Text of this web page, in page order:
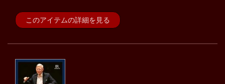
このアイテムの詳細を見る